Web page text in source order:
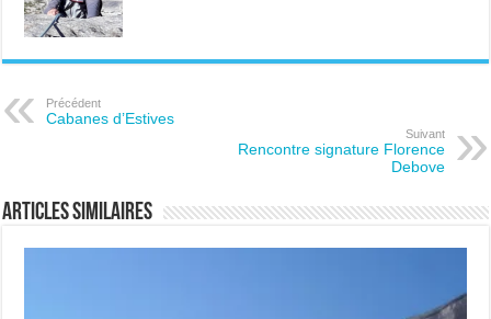
Précédent
Cabanes d’Estives
Suivant
Rencontre signature Florence
Debove
Articles similaires